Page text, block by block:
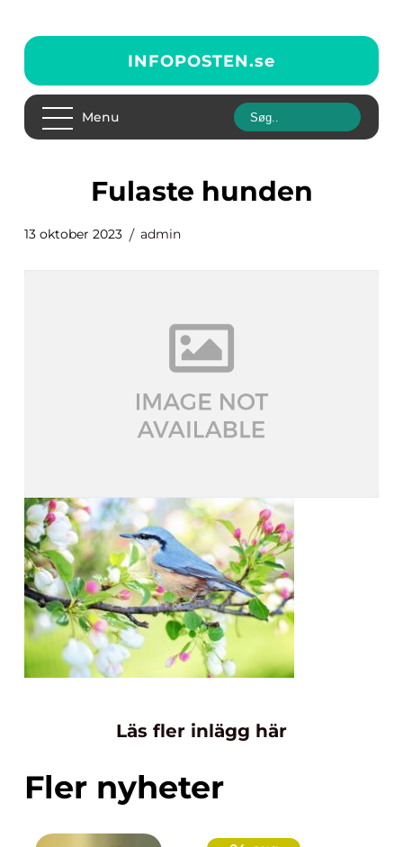
INFOPOSTEN.se
Menu
fulaste hunden
13 oktober 2023 admin
Läs fler inlägg här
Fler nyheter